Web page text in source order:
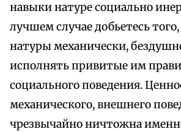
навыки натуре социально
лучшем случае добьетесь
натуры механически,
исполнять привитые им
социального поведения.
механического, внешнего
чрезвычайно ничтожна